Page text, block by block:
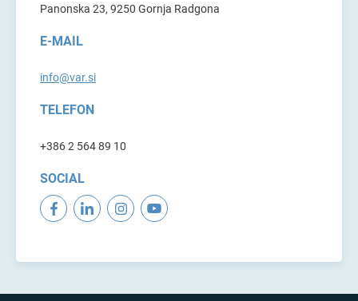
Panonska 23, 9250 Gornja Radgona
E-MAIL
info@var.si
TELEFON
+386 2 564 89 10
SOCIAL